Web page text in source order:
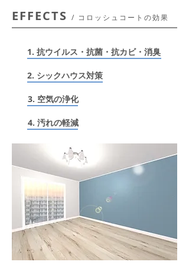
EFFECTS / コロッシュコートの効果
1. 抗ウイルス・抗菌・抗カビ・消臭
2. シックハウス対策
3. 空気の浄化
4. 汚れの軽減